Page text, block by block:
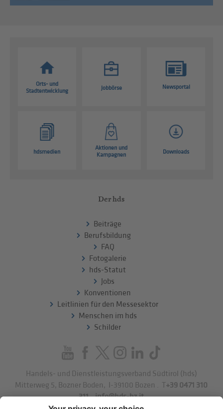
Orts- und
Stadtentwicklung
Jobbörse Newsportal
hdsmedien
Aktionen und
Kampagnen
Downloads
Der hds
Beiträge
Berufsbildung
FAQ
Fotogalerie
hds-Statut
Jobs
Konventionen
Leitlinien für den Messesektor
Menschen im hds
Schilder
Handels- und Dienstleistungsverband Südtirol (hds)
Mitterweg 5, Bozner Boden
I-39100 Bozen . T+39 0471 310
311.info@hds-bz.it